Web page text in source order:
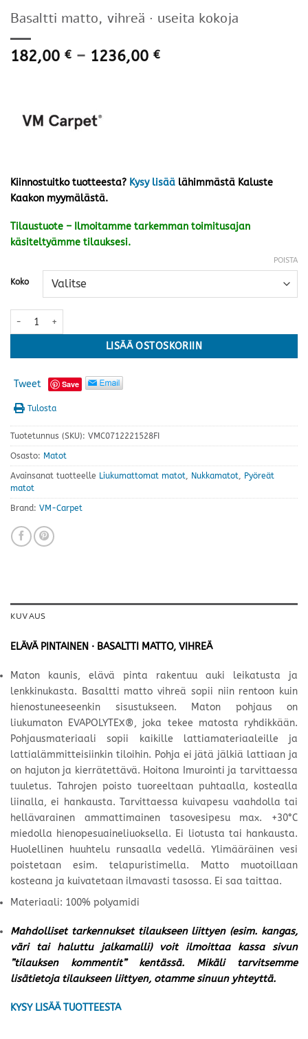
Basaltti matto, vihreä · useita kokoja
182,00 € – 1236,00 €Hintaluokka:
Kiinnostuitko tuotteesta? Kysy lisää lähimmästä Kaluste
Kaakon myymälästä.
Tilaustuote – Ilmoitamme tarkemman toimitusajan
käsiteltyämme tilauksesi.
Koko
POISTA
Basaltti matto, vihreä · useita kokoja määrä
LISÄÄ OSTOSKORIIN
Tweet Save
Tulosta
Tuotetunnus (SKU): VMC0712221528FI
Osasto: Matot
Avainsanat tuotteelle Liukumattomat matot, Nukkamatot, Pyöreät
matot
Brand: VM-Carpet
KUVAUS
ELÄVÄ PINTAINEN · BASALTTI MATTO, VIHREÄ
Maton kaunis, elävä pinta rakentuu auki leikatusta ja
lenkkinukasta. Basaltti matto vihreä sopii niin rentoon kuin
hienostuneeseenkin sisustukseen. Maton pohjaus on
liukumaton EVAPOLYTEX®, joka tekee matosta ryhdikkään.
Pohjausmateriaali sopii kaikille lattiamateriaaleille ja
lattialämmitteisiinkin tiloihin. Pohja ei jätä jälkiä lattiaan ja
on hajuton ja kierrätettävä. Hoitona Imurointi ja tarvittaessa
tuuletus. Tahrojen poisto tuoreeltaan puhtaalla, kostealla
liinalla, ei hankausta. Tarvittaessa kuivapesu vaahdolla tai
hellävarainen ammattimainen tasovesipesu max. +30°C
miedolla hienopesuaineliuoksella. Ei liotusta tai hankausta.
Huolellinen huuhtelu runsaalla vedellä. Ylimääräinen vesi
poistetaan esim. telapuristimella. Matto muotoillaan
kosteana ja kuivatetaan ilmavasti tasossa. Ei saa taittaa.
Materiaali: 100% polyamidi
Mahdolliset tarkennukset tilaukseen liittyen (esim. kangas,
väri tai haluttu jalkamalli) voit ilmoittaa kassa sivun
”tilauksen kommentit” kentässä. Mikäli tarvitsemme
lisätietoja tilaukseen liittyen, otamme sinuun yhteyttä.
KYSY LISÄÄ TUOTTEESTA